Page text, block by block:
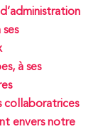
à ses
collaboratrices
envers notre